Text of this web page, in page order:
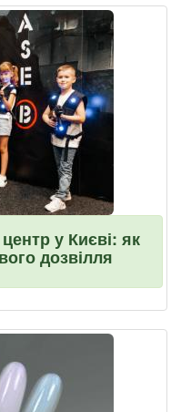
у Києві: як
дозвілля